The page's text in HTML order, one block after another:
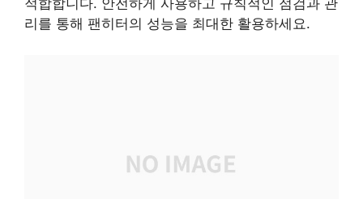
적합합니다. 안전하게 사용하고 규칙적인 점검과 관
리를 통해 팬히터의 성능을 최대한 활용하세요.